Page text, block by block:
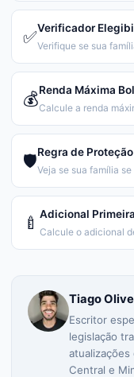
✅Verificador
💰Renda Máxima
Calcule a renda
🛡️Regra de
🍼 Adicional
Tiago
Escritor
legislação
atualizações
Central e